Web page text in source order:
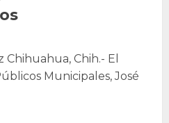
Chih.- El
Municipales, José